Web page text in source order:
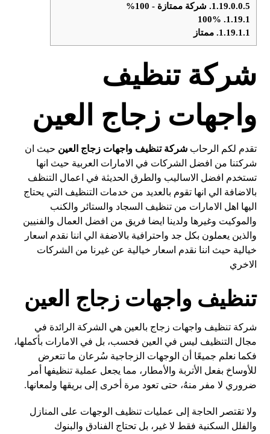
1.19.0.0.5. شركة ممتازة - 100%
1.19.1.
1.19.1.1. ممتاز
شركة تنظيف
واجهات زجاج العين
تقدم لكم الرحابشركة تنظيف واجهات زجاج العين حيث ان
شركتنا من افضل الشركات في الامارات العربية حيث انها
تستخدم افضل الاساليب والطرق الحديثة في اعمال التنظف
بالاضافة الي انها تقوم بالعديد من خدمات التنظيف التي يحتاج
اليها اهل الامارات من تنظيف السجاد والستائر والكنب
والموكيت وغيرها ولدينا ايضا فريق من افضل العمال والفنيين
والذين يعملون بكل جد واحترافية بالاضفة الي اننا نقدم اسعار
خيالية حيث اننا نقدم اسعار خيالية عن غيرنا من الشركات
الاخري
تنظيف واجهات زجاج العين
شركة تنظيف واجهات زجاج بالعين هي الشركة الرائدة في
مجال التنظيف ليس في العين فحسب، بل في الامارات بأكملها،
فكما نعلم جميعًا أن الوجهات الزجاجية سُرعان ما تتعرض
للأوساخ بفعل الأتربة والأمطار، مما يجعل عملية تنظيفها أمر
ضروري لا مفر منهُ، حتى تعود مرة أخرى إلى بريقها ولمعانها.
ولا تقتصر الحاجة إلى عمليات تنظيف الوجهات على المنازل
والفلل السكنية فقط لا غير، بل تحتاج الفنادق والبنوك